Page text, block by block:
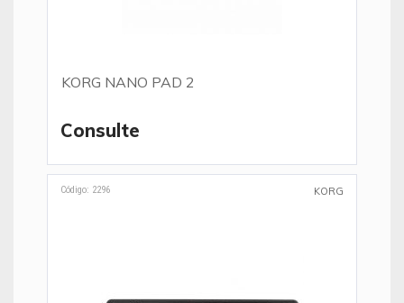
KORG NANO PAD 2
Consulte
Código: 2296 KORG